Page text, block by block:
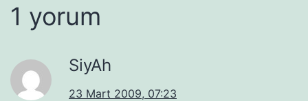
1 yorum
SiyAh
23 Mart 2009, 07:23